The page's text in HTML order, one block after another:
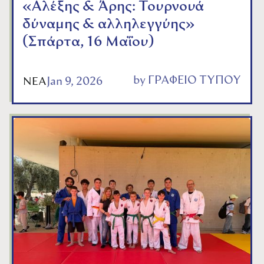
«Αλέξης & Άρης: Τουρνουά
δύναμης & αλληλεγγύης»
(Σπάρτα, 16 Μαΐου)
ΝΕΑ Jan 9, 2026 by ΓΡΑΦΕΙΟ ΤΥΠΟΥ